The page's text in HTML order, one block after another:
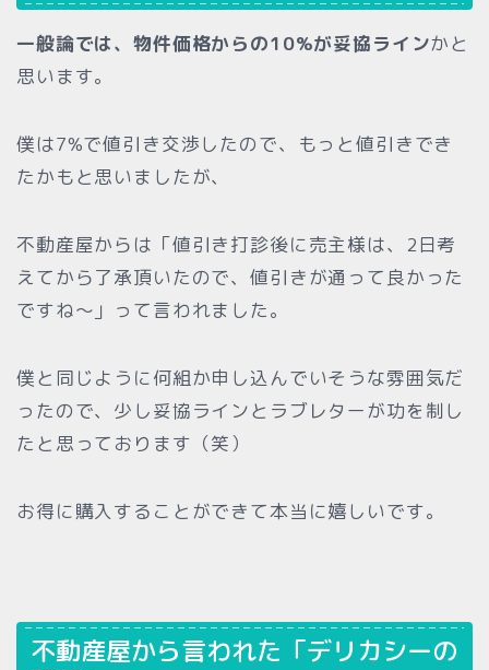
一般論では、物件価格からの10%が妥協ラインかと
思います。
僕は7%で値引き交渉したので、もっと値引きでき
たかもと思いましたが、
不動産屋からは「値引き打診後に売主様は、2日考
えてから了承頂いたので、値引きが通って良かった
ですね〜」って言われました。
僕と同じように何組か申し込んでいそうな雰囲気だ
ったので、少し妥協ラインとラブレターが功を制し
たと思っております（笑）
お得に購入することができて本当に嬉しいです。
不動産屋から言われた「デリカシーの